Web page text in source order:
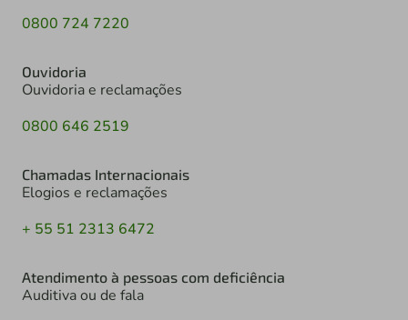
0800 724 7220
Ouvidoria
Ouvidoria e reclamações
0800 646 2519
Chamadas Internacionais
Elogios e reclamações
+ 55 51 2313 6472
Atendimento à pessoas com deficiência
Auditiva ou de fala